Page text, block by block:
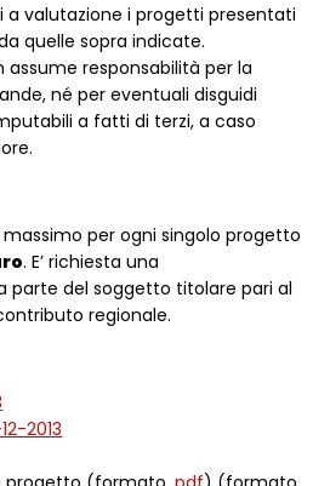
a valutazione i progetti presentati
quelle sopra indicate.
assume responsabilità per la
né per eventuali disguidi
a fatti di terzi, a caso
per ogni singolo progetto
. E’ richiesta una
parte del soggetto titolare pari al
regionale.
2013